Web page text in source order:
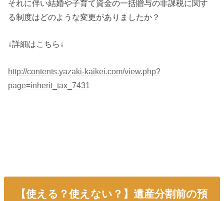
それに伴い結婚や子育て資金の一括贈与の非課税に関す
る制度はどのような変更がありましたか？
↓詳細はこちら↓
http://contents.yazaki-kaikei.com/view.php?
page=inherit_tax_7431
【使える？使えない？】遺産分割前の預